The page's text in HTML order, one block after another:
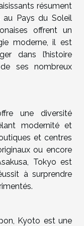
résument
Pays du Soleil
offrent un
moderne, il est
dans l’histoire
ses nombreux
une diversité
modernité et
et centres
ou encore
Tokyo est
à surprendre
Kyoto est une